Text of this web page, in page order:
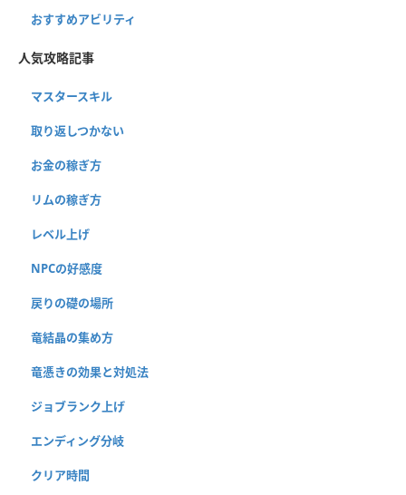
おすすめアビリティ
人気攻略記事
マスタースキル
取り返しつかない
お金の稼ぎ方
リムの稼ぎ方
レベル上げ
NPCの好感度
戻りの礎の場所
竜結晶の集め方
竜憑きの効果と対処法
ジョブランク上げ
エンディング分岐
クリア時間